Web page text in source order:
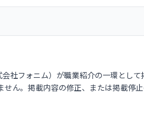
社フォニム）が職業紹介の一環として
ん。掲載内容の修正、または掲載停